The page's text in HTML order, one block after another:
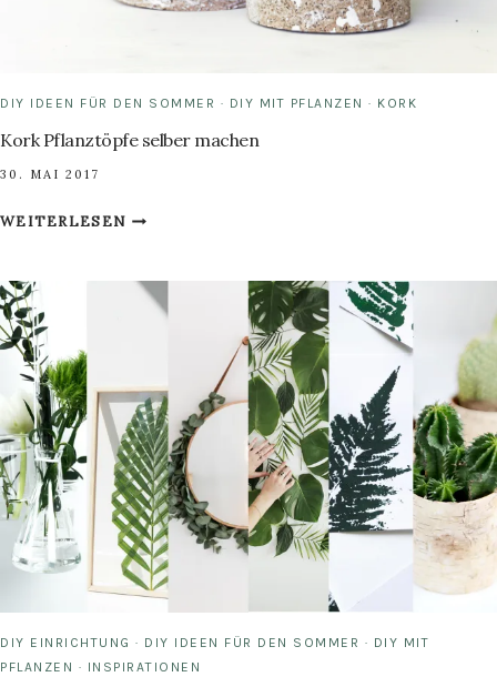
DIY IDEEN FÜR DEN SOMMER · DIY MIT PFLANZEN · KORK
Kork Pflanztöpfe selber machen
30. MAI 2017
WEITERLESENKORK
MACHEN
DIY EINRICHTUNG · DIY IDEEN FÜR DEN SOMMER · DIY MIT
PFLANZEN · INSPIRATIONEN